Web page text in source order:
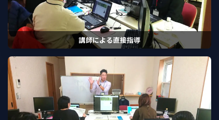
講師による直接指導